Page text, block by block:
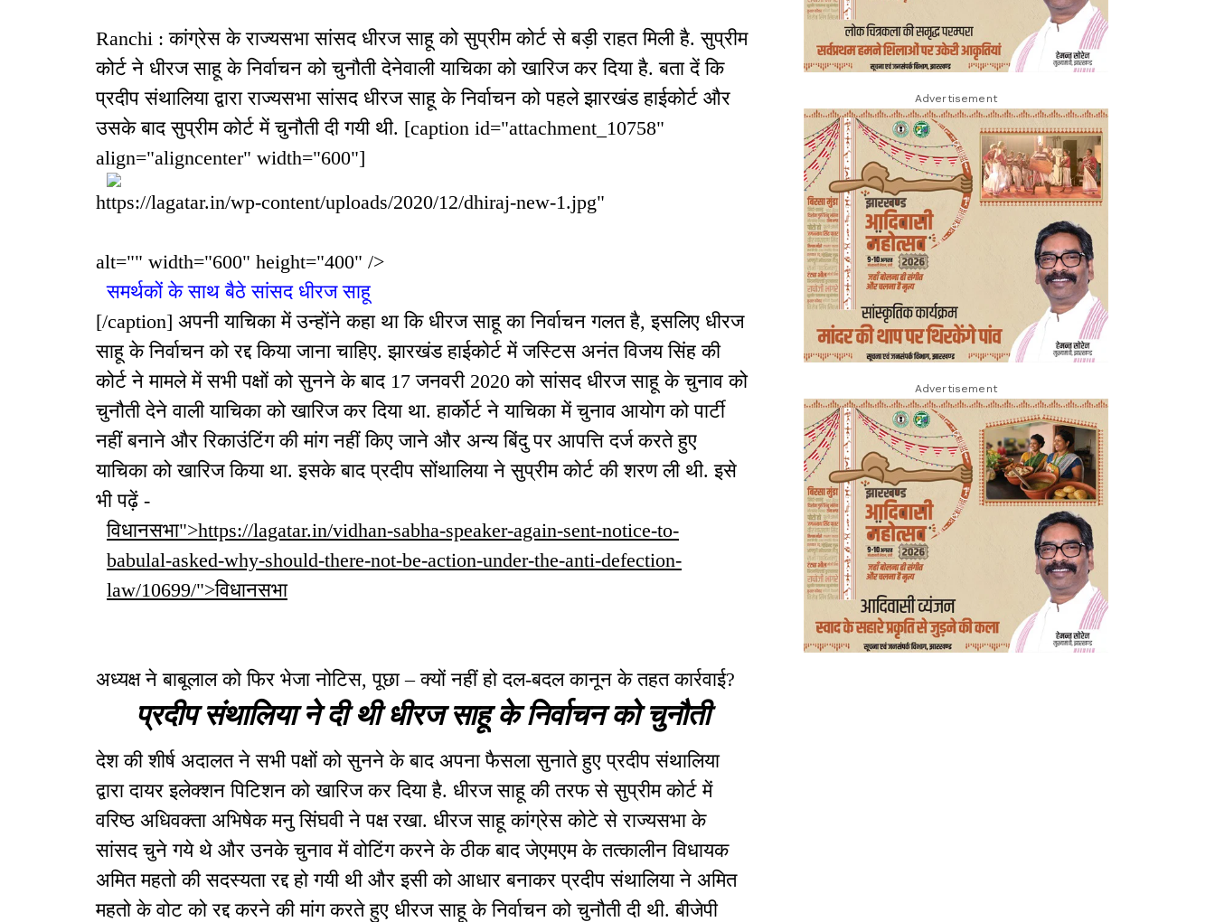
Ranchi : कांग्रेस के राज्यसभा सांसद धीरज साहू को सुप्रीम कोर्ट से बड़ी राहत मिली है. सुप्रीम
कोर्ट ने धीरज साहू के निर्वाचन को चुनौती देनेवाली याचिका को खारिज कर दिया है. बता दें कि
प्रदीप संथालिया द्वारा राज्यसभा सांसद धीरज साहू के निर्वाचन को पहले झारखंड हाईकोर्ट और
उसके बाद सुप्रीम कोर्ट में चुनौती दी गयी थी. [caption id="attachment_10758"
align="aligncenter" width="600"]
https://lagatar.in/wp-content/uploads/2020/12/dhiraj-new-1.jpg"
alt="" width="600" height="400" />
समर्थकों के साथ बैठे सांसद धीरज साहू
[/caption] अपनी याचिका में उन्होंने कहा था कि धीरज साहू का निर्वाचन गलत है, इसलिए धीरज
साहू के निर्वाचन को रद्द किया जाना चाहिए. झारखंड हाईकोर्ट में जस्टिस अनंत विजय सिंह की
कोर्ट ने मामले में सभी पक्षों को सुनने के बाद 17 जनवरी 2020 को सांसद धीरज साहू के चुनाव को
चुनौती देने वाली याचिका को खारिज कर दिया था. हार्कोर्ट ने याचिका में चुनाव आयोग को पार्टी
नहीं बनाने और रिकाउंटिंग की मांग नहीं किए जाने और अन्य बिंदु पर आपत्ति दर्ज करते हुए
याचिका को खारिज किया था. इसके बाद प्रदीप सोंथालिया ने सुप्रीम कोर्ट की शरण ली थी. इसे
भी पढ़ें -
विधानसभा">https://lagatar.in/vidhan-sabha-speaker-again-sent-notice-to-
babulal-asked-why-should-there-not-be-action-under-the-anti-defection-
law/10699/">विधानसभा
अध्यक्ष ने बाबूलाल को फिर भेजा नोटिस, पूछा – क्यों नहीं हो दल-बदल कानून के तहत कार्रवाई?
प्रदीप संथालिया ने दी थी धीरज साहू के निर्वाचन को चुनौती
देश की शीर्ष अदालत ने सभी पक्षों को सुनने के बाद अपना फैसला सुनाते हुए प्रदीप संथालिया
द्वारा दायर इलेक्शन पिटिशन को खारिज कर दिया है. धीरज साहू की तरफ से सुप्रीम कोर्ट में
वरिष्ठ अधिवक्ता अभिषेक मनु सिंघवी ने पक्ष रखा. धीरज साहू कांग्रेस कोटे से राज्यसभा के
सांसद चुने गये थे और उनके चुनाव में वोटिंग करने के ठीक बाद जेएमएम के तत्कालीन विधायक
अमित महतो की सदस्यता रद्द हो गयी थी और इसी को आधार बनाकर प्रदीप संथालिया ने अमित
महतो के वोट को रद्द करने की मांग करते हुए धीरज साहू के निर्वाचन को चुनौती दी थी. बीजेपी
Advertisement
Advertisement